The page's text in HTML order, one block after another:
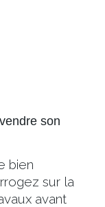
son
bien
sur la
avant